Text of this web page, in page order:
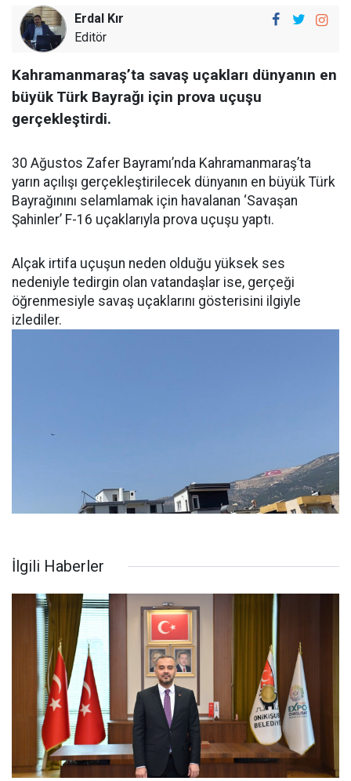
Erdal Kır
Editör
Kahramanmaraş’ta savaş uçakları dünyanın en
büyük Türk Bayrağı için prova uçuşu
gerçekleştirdi.
30 Ağustos Zafer Bayramı’nda Kahramanmaraş’ta
yarın açılışı gerçekleştirilecek dünyanın en büyük Türk
Bayrağınını selamlamak için havalanan ‘Savaşan
Şahinler’ F-16 uçaklarıyla prova uçuşu yaptı.
Alçak irtifa uçuşun neden olduğu yüksek ses
nedeniyle tedirgin olan vatandaşlar ise, gerçeği
öğrenmesiyle savaş uçaklarını gösterisini ilgiyle
izlediler.
İlgili Haberler